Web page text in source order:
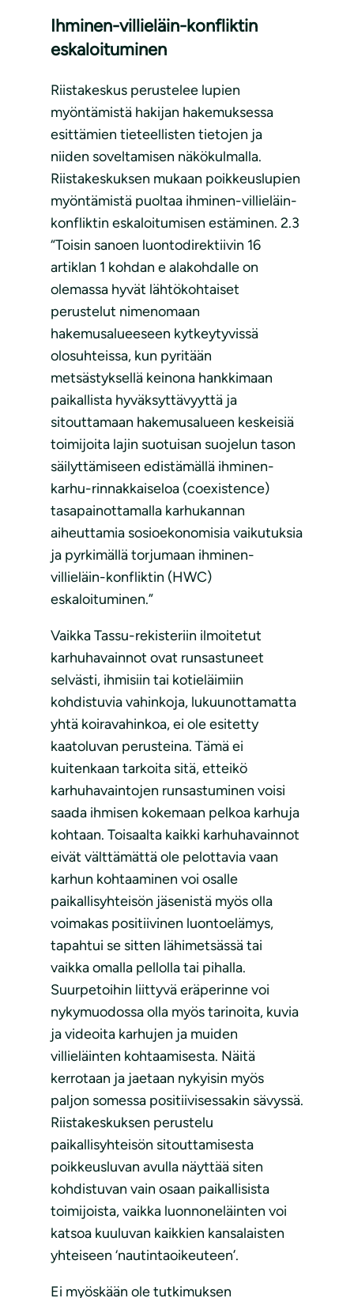
Ihminen-villieläin-konfliktin
eskaloituminen
Riistakeskus perustelee lupien
myöntämistä hakijan hakemuksessa
esittämien tieteellisten tietojen ja
niiden soveltamisen näkökulmalla.
Riistakeskuksen mukaan poikkeuslupien
myöntämistä puoltaa ihminen-villieläin-
konfliktin eskaloitumisen estäminen. 2.3
“Toisin sanoen luontodirektiivin 16
artiklan 1 kohdan e alakohdalle on
olemassa hyvät lähtökohtaiset
perustelut nimenomaan
hakemusalueeseen kytkeytyvissä
olosuhteissa, kun pyritään
metsästyksellä keinona hankkimaan
paikallista hyväksyttävyyttä ja
sitouttamaan hakemusalueen keskeisiä
toimijoita lajin suotuisan suojelun tason
säilyttämiseen edistämällä ihminen-
karhu-rinnakkaiseloa (coexistence)
tasapainottamalla karhukannan
aiheuttamia sosioekonomisia vaikutuksia
ja pyrkimällä torjumaan ihminen-
villieläin-konfliktin (HWC)
eskaloituminen.”
Vaikka Tassu-rekisteriin ilmoitetut
karhuhavainnot ovat runsastuneet
selvästi, ihmisiin tai kotieläimiin
kohdistuvia vahinkoja, lukuunottamatta
yhtä koiravahinkoa, ei ole esitetty
kaatoluvan perusteina. Tämä ei
kuitenkaan tarkoita sitä, etteikö
karhuhavaintojen runsastuminen voisi
saada ihmisen kokemaan pelkoa karhuja
kohtaan. Toisaalta kaikki karhuhavainnot
eivät välttämättä ole pelottavia vaan
karhun kohtaaminen voi osalle
paikallisyhteisön jäsenistä myös olla
voimakas positiivinen luontoelämys,
tapahtui se sitten lähimetsässä tai
vaikka omalla pellolla tai pihalla.
Suurpetoihin liittyvä eräperinne voi
nykymuodossa olla myös tarinoita, kuvia
ja videoita karhujen ja muiden
villieläinten kohtaamisesta. Näitä
kerrotaan ja jaetaan nykyisin myös
paljon somessa positiivisessakin sävyssä.
Riistakeskuksen perustelu
paikallisyhteisön sitouttamisesta
poikkeusluvan avulla näyttää siten
kohdistuvan vain osaan paikallisista
toimijoista, vaikka luonnoneläinten voi
katsoa kuuluvan kaikkien kansalaisten
yhteiseen ‘nautintaoikeuteen’.
Ei myöskään ole tutkimuksen